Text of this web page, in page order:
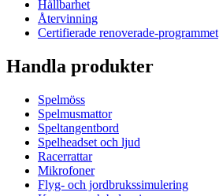
Hållbarhet
Återvinning
Certifierade renoverade-programmet
Handla produkter
Spelmöss
Spelmusmattor
Speltangentbord
Spelheadset och ljud
Racerrattar
Mikrofoner
Flyg- och jordbrukssimulering